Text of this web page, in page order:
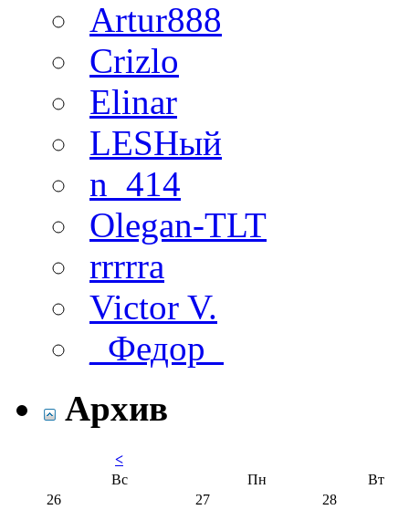
Artur888
Crizlo
Elinar
LESHый
n_414
Olegan-TLT
rrrrra
Victor V.
_Федор_
Архив
<
Вс
Пн
Вт
26
27
28